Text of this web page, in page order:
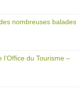
nombreuses balades
l’Office du Tourisme –